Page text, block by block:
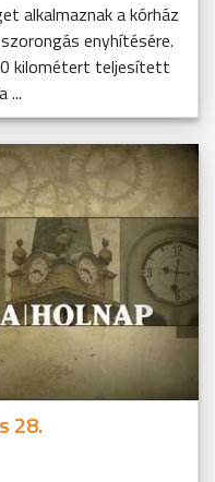
alkalmaznak a kórház
enyhítésére.
kilométert teljesített
...
28.